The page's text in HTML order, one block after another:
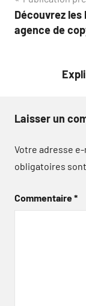
de
Découvrez
agence de
Laisser un
Votre adresse e-
obligatoires
Commentaire*